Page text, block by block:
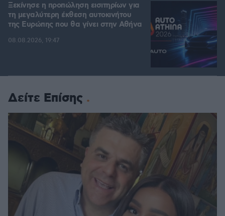
Ξεκίνησε η προπώληση εισιτηρίων για
τη μεγαλύτερη έκθεση αυτοκινήτου
της Ευρώπης που θα γίνει στην Αθήνα
08.08.2026, 19:47
Δείτε Επίσης